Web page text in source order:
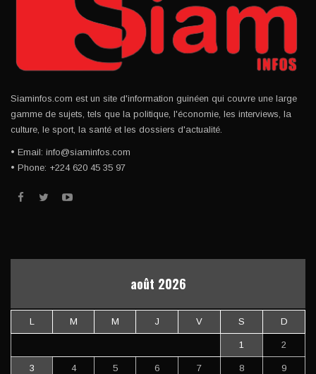
Siaminfos.com est un site d'information guinéen qui couvre une large
gamme de sujets, tels que la politique, l'économie, les interviews, la
culture, le sport, la santé et les dossiers d'actualité.
• Email: info@siaminfos.com
• Phone: +224 620 45 35 97
août 2026
L M M J V S D
1 2
3 4 5 6 7 8 9